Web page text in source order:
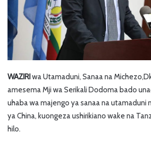
WAZIRIwa Utamaduni, Sanaa na
amesema Mji wa Serikali Dodoma bado
uhaba wa majengo ya sanaa na utamaduni
ya China, kuongeza ushirikiano wake na
hilo.